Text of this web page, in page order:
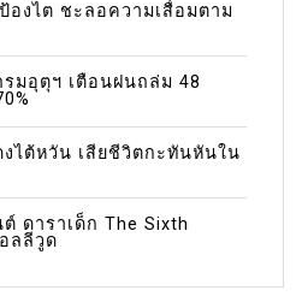
งไต ชะลอความเสื่อมตาม
มอุตุฯ เตือนฝนถล่ม 48
ไต้หวัน เสียชีวิตกะทันหันใน
ดาราเด็ก The Sixth
ลลีวูด